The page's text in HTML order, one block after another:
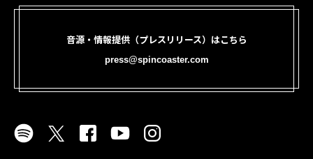
音源・情報提供（プレスリリース）はこちら
press@spincoaster.com